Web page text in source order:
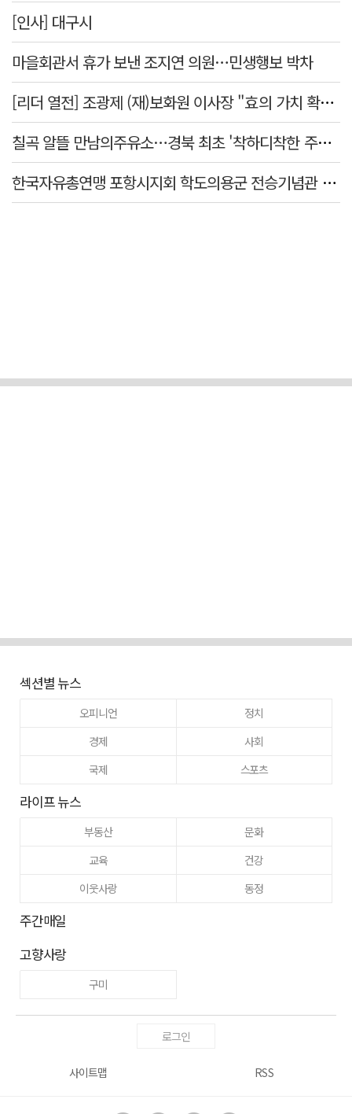
[인사] 대구시
마을회관서 휴가 보낸 조지연 의원…민생행보 박차
[리더 열전] 조광제 (재)보화원 이사장 "효의 가치 확산 위해 젊은층 참여 이끌어낼 것"
칠곡 알뜰 만남의주유소…경북 최초 '착하디착한 주유소' 선정
한국자유총연맹 포항시지회 학도의용군 전승기념관 방문
섹션별 뉴스
오피니언
정치
경제
사회
국제
스포츠
라이프 뉴스
부동산
문화
교육
건강
이웃사랑
동정
주간매일
고향사랑
구미
로그인
사이트맵 RSS